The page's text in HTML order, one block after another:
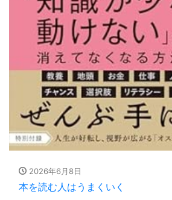
2026年6月8日
本を読む人はうまくいく